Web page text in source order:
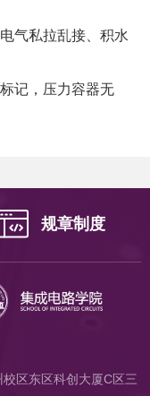
气私拉乱接、积水
记，压力容器无
规章制度
区东区科创大厦C区三